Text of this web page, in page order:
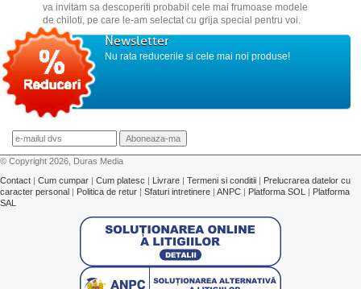
va invitam sa descoperiti probabil cele mai frumoase modele
de chiloti, pe care le-am selectat cu grija special pentru voi.
Newsletter
Nu rata reducerile si cele mai noi produse!
© Copyright 2026, Duras Media
Contact | Cum cumpar | Cum platesc | Livrare | Termeni si conditii | Prelucrarea datelor cu
caracter personal | Politica de retur | Sfaturi intretinere | ANPC | Platforma SOL | Platforma
SAL